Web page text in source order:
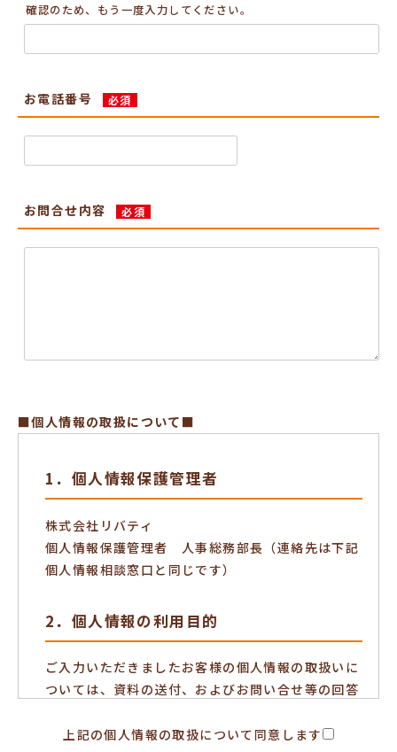
確認のため、もう一度入力してください。
お電話番号 必須
お問合せ内容 必須
■個人情報の取扱について■
1．個人情報保護管理者
株式会社リバティ
個人情報保護管理者 人事総務部長（連絡先は下記
個人情報相談窓口と同じです）
2．個人情報の利用目的
ご入力いただきましたお客様の個人情報の取扱いに
ついては、資料の送付、およびお問い合せ等の回答
上記の個人情報の取扱について同意します